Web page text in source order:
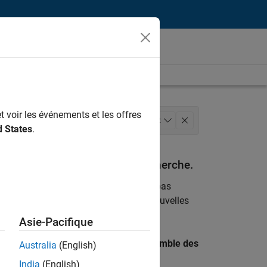
Services marketing 2
à vos critères de recherche.
. Si malgré tout vous ne trouvez pas
pour vous tenir au courant des nouvelles
par lieu pour trouver l’ensemble des
voir les événements et les offres
States.
Asie-Pacifique
Australia (English)
India (English)